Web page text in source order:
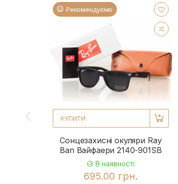
Рекомендуємо
КУПИТИ
Сонцезахисні окуляри Ray
Ban Вайфаери 2140-901SB
В наявності
695.00 грн.